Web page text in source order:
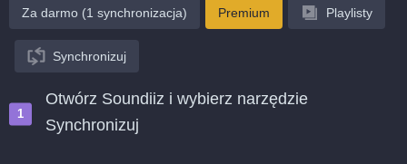
Za darmo (1 synchronizacja) Premium Playlisty
Synchronizuj
Otwórz Soundiiz i wybierz narzędzie
Synchronizuj